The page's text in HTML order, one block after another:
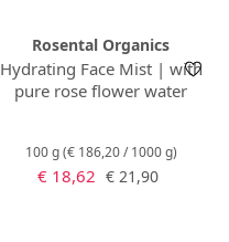
Rosental Organics
Hydrating Face Mist | with
pure rose flower water
100 g(€ 186,20 / 1000 g)
Verkaufspreis:
€ 18,62 Regulärer Preis:
€ 21,90